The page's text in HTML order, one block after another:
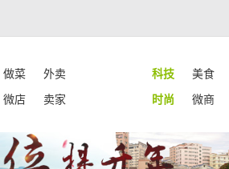
做菜 外卖 科技 美食
微店 卖家 时尚 微商